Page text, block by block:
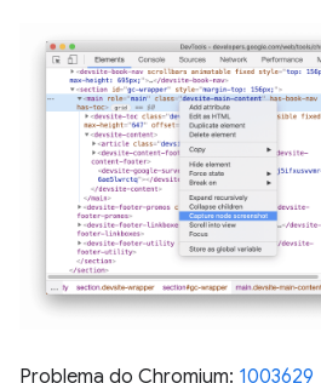
Problema do Chromium: 1003629